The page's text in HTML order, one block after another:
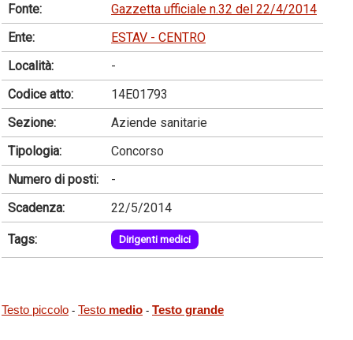
Fonte:
Gazzetta ufficiale n.32 del 22/4/2014
Ente:
ESTAV - CENTRO
Località:
-
Codice atto:
14E01793
Sezione:
Aziende sanitarie
Tipologia:
Concorso
Numero di posti:
-
Scadenza:
22/5/2014
Tags: Dirigenti medici
Testo piccolo - Testo medio - Testo grande